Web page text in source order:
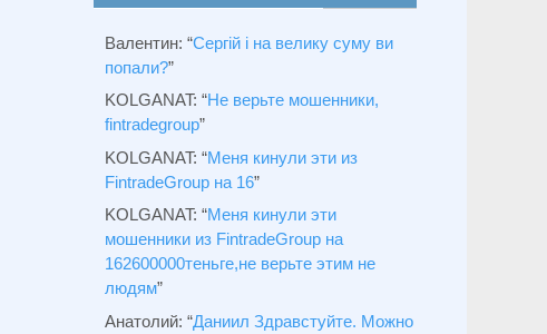
Валентин: “Сергій і на велику суму ви
попали?”
KOLGANAT: “Не верьте мошенники,
fintradegroup”
KOLGANAT: “Меня кинули эти из
FintradeGroup на 16”
KOLGANAT: “Меня кинули эти
мошенники из FintradeGroup на
162600000теньге,не верьте этим не
людям”
Анатолий: “Даниил Здравстуйте. Можно